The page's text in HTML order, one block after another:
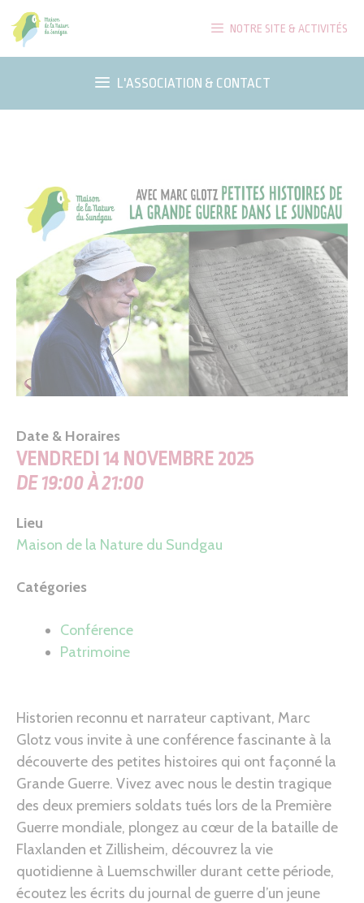
Aller
au
contenu
NOTRE SITE & ACTIVITÉS
L'ASSOCIATION & CONTACT
Date & Horaires
VENDREDI 14 NOVEMBRE 2025
DE 19:00 À 21:00
Lieu
Maison de la Nature du Sundgau
Catégories
Conférence
Patrimoine
Historien reconnu et narrateur captivant, Marc
Glotz vous invite à une conférence fascinante à la
découverte des petites histoires qui ont façonné la
Grande Guerre. Vivez avec nous le destin tragique
des deux premiers soldats tués lors de la Première
Guerre mondiale, plongez au cœur de la bataille de
Flaxlanden et Zillisheim, découvrez la vie
quotidienne à Luemschwiller durant cette période,
écoutez les écrits du journal de guerre d’un jeune